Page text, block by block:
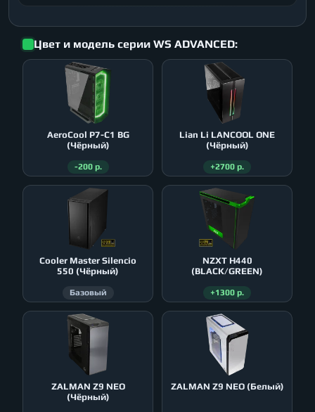
Цвет и модель серии WS ADVANCED:
AeroСool P7-C1 BG
(Чёрный)
-200 р.
Lian Li LANCOOL ONE
(Чёрный)
+2700 р.
Cooler Master Silencio
550 (Чёрный)
Базовый
NZXT H440
(BLACK/GREEN)
+1300 р.
ZALMAN Z9 NEO
(Чёрный)
ZALMAN Z9 NEO (Белый)